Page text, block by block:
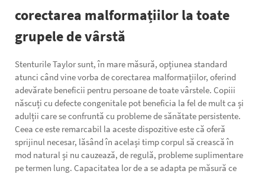
corectarea malformațiilor la toate
grupele de vârstă
Stenturile Taylor sunt, în mare măsură, opțiunea standard
atunci când vine vorba de corectarea malformațiilor, oferind
adevărate beneficii pentru persoane de toate vârstele. Copiii
născuți cu defecte congenitale pot beneficia la fel de mult ca și
adulții care se confruntă cu probleme de sănătate persistente.
Ceea ce este remarcabil la aceste dispozitive este că oferă
sprijinul necesar, lăsând în același timp corpul să crească în
mod natural și nu cauzează, de regulă, probleme suplimentare
pe termen lung. Capacitatea lor de a se adapta pe măsură ce